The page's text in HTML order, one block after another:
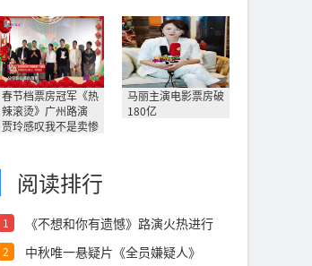
春节档票房冠军《热
辣滚烫》广州路演
贾玲感叹我不是卖惨
马丽主演电影票房破
180亿
阅读排行
1
《不想和你有遗憾》路演火热进行
2
中秋唯一悬疑片《全员嫌疑人》